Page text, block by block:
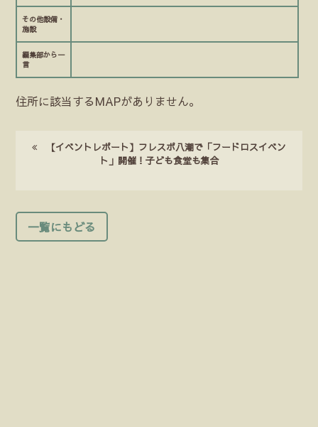
その他設備・
施設
編集部から一
言
住所に該当するMAPがありません。
【イベントレポート】フレスポ八潮で「フードロスイベン
ト」開催！子ども食堂も集合
一覧にもどる